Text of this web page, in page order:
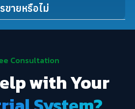
ขายหรือไม่
Consultation
with Your